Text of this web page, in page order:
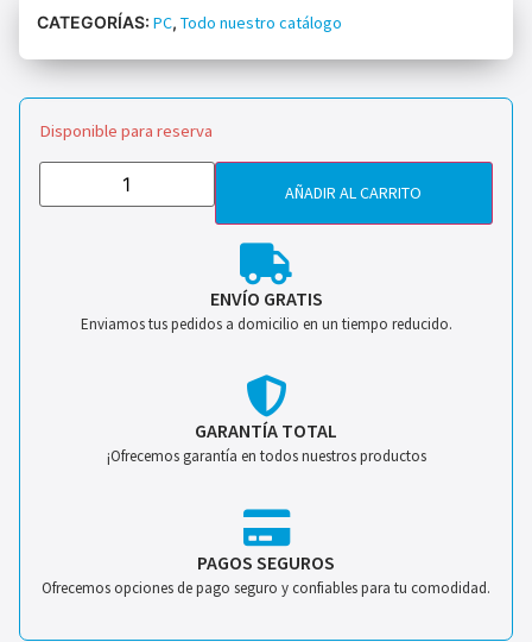
CATEGORÍAS: PC, Todo nuestro catálogo
Disponible para reserva
AÑADIR AL CARRITO
ENVÍO GRATIS
Enviamos tus pedidos a domicilio en un tiempo reducido.
GARANTÍA TOTAL
¡Ofrecemos garantía en todos nuestros productos
PAGOS SEGUROS
Ofrecemos opciones de pago seguro y confiables para tu comodidad.